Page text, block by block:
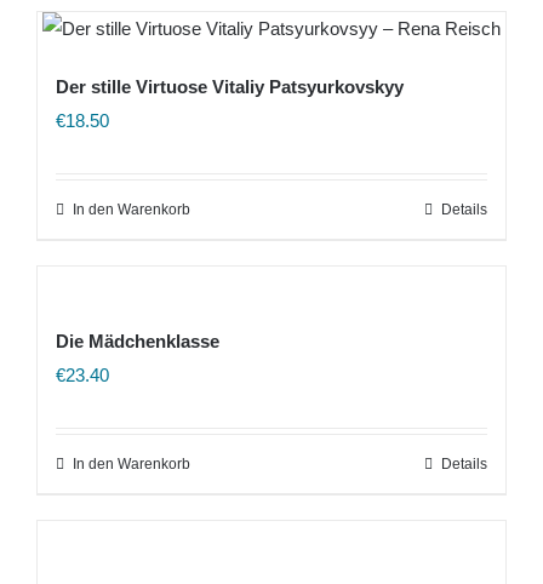
Der stille Virtuose Vitaliy Patsyurkovskyy
€18.50
In den Warenkorb Details
Die Mädchenklasse
€23.40
In den Warenkorb Details